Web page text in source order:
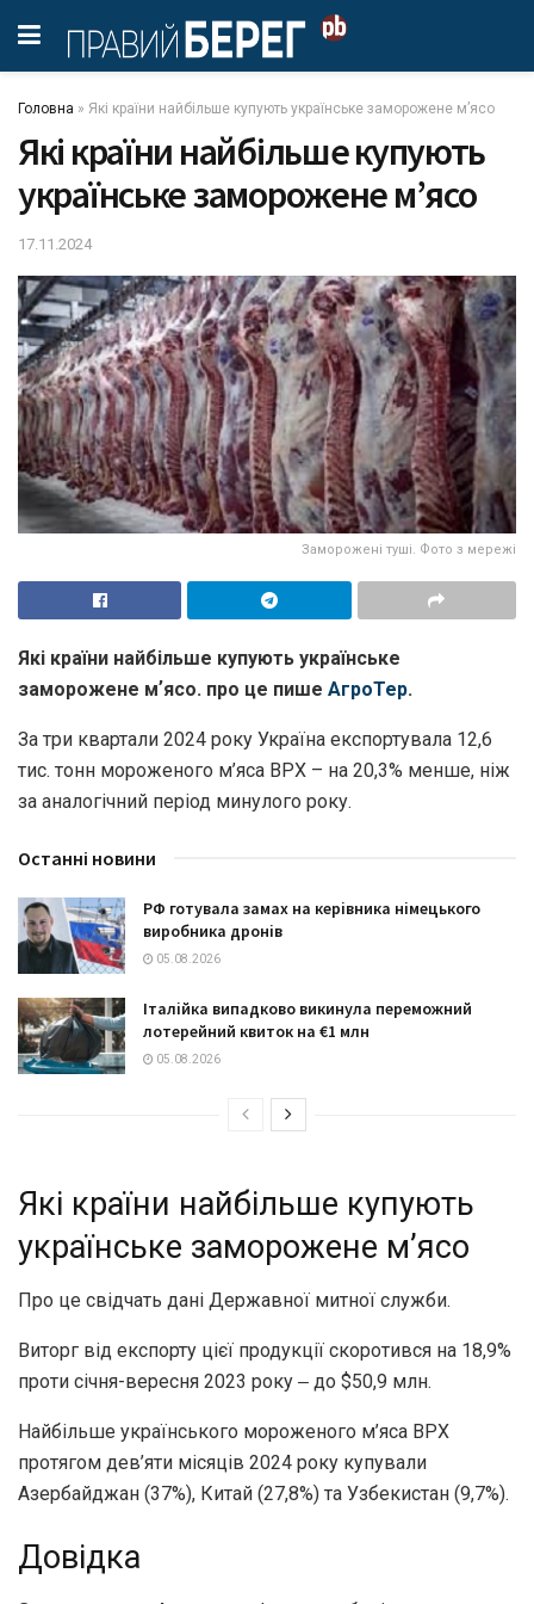
Головна » Які країни найбільше купують українське заморожене мʼясо
Які країни найбільше купують
українське заморожене мʼясо
17.11.2024
Заморожені туші. Фото з мережі
Які країни найбільше купують українське
заморожене мʼясо. про це пише АгроТер.
За три квартали 2024 року Україна експортувала 12,6
тис. тонн мороженого м’яса ВРХ – на 20,3% менше, ніж
за аналогічний період минулого року.
Останні новини
РФ готувала замах на керівника німецького
виробника дронів
05.08.2026
Італійка випадково викинула переможний
лотерейний квиток на €1 млн
05.08.2026
Які країни найбільше купують
українське заморожене мʼясо
Про це свідчать дані Державної митної служби.
Виторг від експорту цієї продукції скоротився на 18,9%
проти січня-вересня 2023 року ‒ до $50,9 млн.
Найбільше українського мороженого м’яса ВРХ
протягом дев’яти місяців 2024 року купували
Азербайджан (37%), Китай (27,8%) та Узбекистан (9,7%).
Довідка